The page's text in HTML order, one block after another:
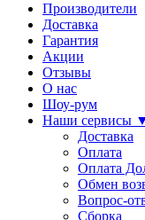
Производители
Доставка
Гарантия
Акции
Отзывы
О нас
Шоу-рум
Наши сервисы
Доставка
Оплата
Оплата
Обмен
Вопрос-
Сборка